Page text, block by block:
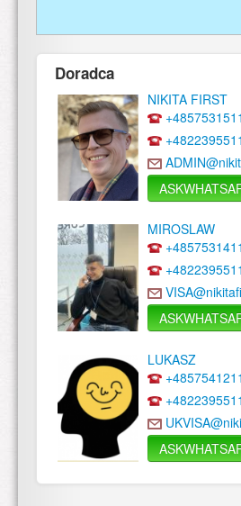
Doradca
NIKITA FIRST
MIROSLAW
LUKASZ